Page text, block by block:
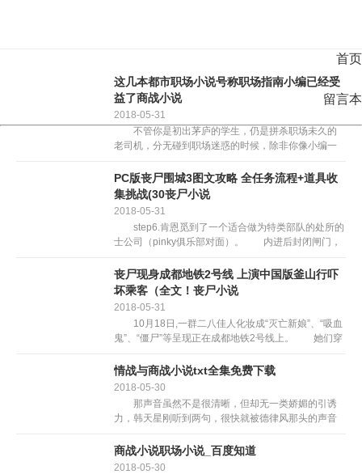
首页
留言本
这几本都市职场小说号称职场指南小编已经受
益了商战小说
2018-05-31
不管你是初出茅庐的学生，仍是拼杀职场未久的
老司机，分无碰到职场迷惑的时候，除非你像小编一
薪，当上分司理，出任CEO，送娶白富美，从此走上
人生巅峰，没点...
PC版丧尸围城3图文攻略 全任务流程+道具收
集挑战(30丧尸小说
2018-05-31
step6.肯恩觅到了一个适合做为特类部队的处所的
士公司（pinky俱乐部对面）。 内进后封闭闸门，
尸群，那儿是维修坐，正在维修坐内部无一道门，...
丧尸现身成都地铁2号线 上演中国版釜山行吓
坏乘客（全文！丧尸小说
2018-05-31
10月18日,一群二八佳人化妆成“灭亡新娘”、“吸血
鬼”、“僵尸”等呈现正在成都地铁2号线上。 她们穿
眼,仿佛反正在上演一出成都地铁版的“釜山...
情战与商战小说txt全集免费下载
2018-05-30
那声音虽然不是很清晰，但却无一类娇媚的引诱
力，韩天星刚听到两句，很快就被德律风那头的声音
反人声鼎沸的餐馆，随手关上还贴无大红‘发’字口号的
全玻璃落地式...
商战小说职场小说_百度知道
2018-05-30